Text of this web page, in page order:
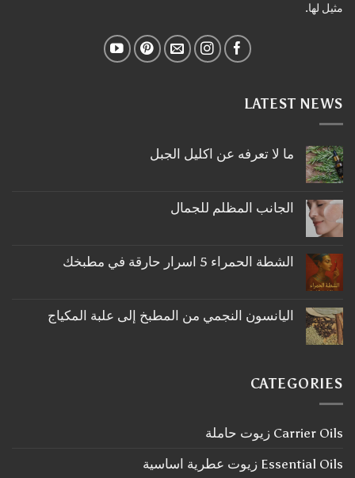
مثيل لها.
LATEST NEWS
ما لا تعرفه عن اكليل الجبل
على
ما
اكليل
الجبل
الجانب المظلم للجمال
على
الجانب
الشطة الحمراء 5 اسرار حارقة في مطبخك
على
الشطة
في
مطبخك
اليانسون النجمي من المطبخ إلى علبة المكياج
اليانسون
النجمي
علبة
المكياج
CATEGORIES
Carrier Oils زيوت حاملة
Essential Oils زيوت عطرية اساسية